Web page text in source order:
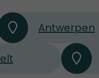
Antwerpen